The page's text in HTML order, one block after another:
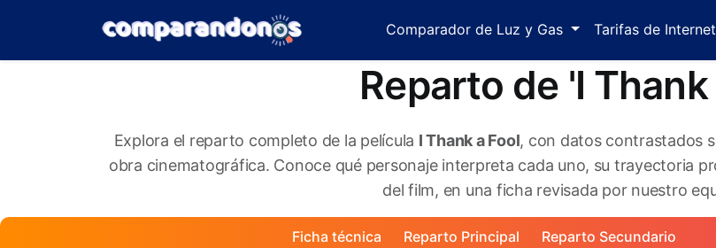
Comparador de Luz y Gas Tarifas de
Reparto de 'I Thank
Explora el reparto completo de la película I Thank a Fool, con datos contrastados
obra cinematográfica. Conoce qué personaje interpreta cada uno, su trayectoria
del film, en una ficha revisada por nuestro
Ficha técnica Reparto Principal Reparto Secundario